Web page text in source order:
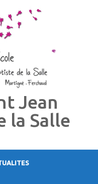
Jean
la Salle